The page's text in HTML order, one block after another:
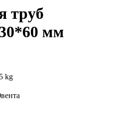
труб
мм
kg